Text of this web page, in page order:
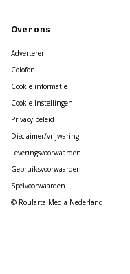
Over ons
Adverteren
Colofon
Cookie informatie
Cookie Instellingen
Privacy beleid
Disclaimer/vrijwaring
Leveringsvoorwaarden
Gebruiksvoorwaarden
Spelvoorwaarden
© Roularta Media Nederland